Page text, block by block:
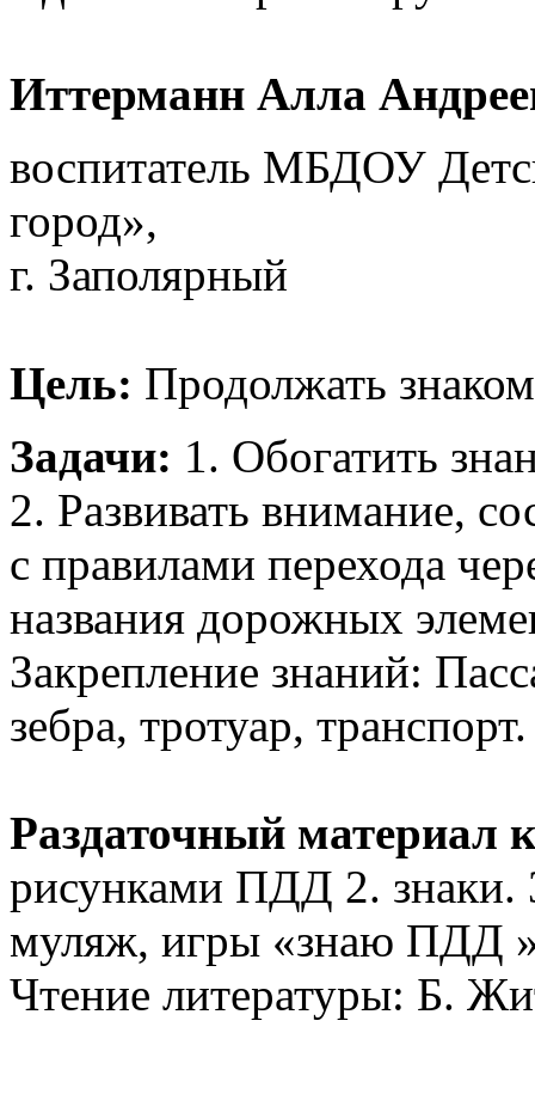
Иттерманн Алла
воспитатель МБДОУ
город»,
г. Заполярный
Цель: Продолжать
Задачи: 1. Обогатить
2. Развивать внимание,
с правилами перехода
названия дорожных
Закрепление знаний:
зебра, тротуар, транспорт.
Раздаточный материал
рисунками ПДД 2.
муляж, игры «знаю ПДД
Чтение литературы: Б.